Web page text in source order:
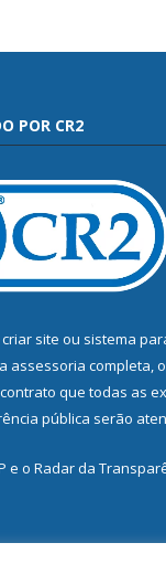
POR CR2
criar site ou sistema
assessoria completa,
que todas as
pública serão
e o Radar da